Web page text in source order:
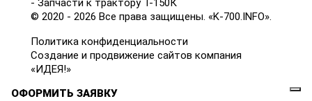
- Запчасти к трактору Т-150К
© 2020 - 2026 Все права защищены. «K-700.INFO».
Политика конфиденциальности
Создание и продвижение сайтов компания
«ИДЕЯ!»
ОФОРМИТЬ ЗАЯВКУ